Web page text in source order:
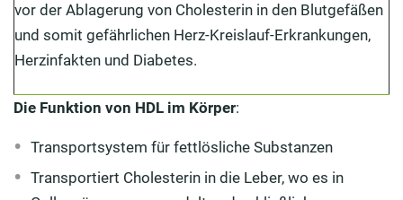
vor der Ablagerung von Cholesterin in den Blutgefäßen
und somit gefährlichen Herz-Kreislauf-Erkrankungen,
Herzinfakten und Diabetes.
Die Funktion von HDL im Körper:
Transportsystem für fettlösliche Substanzen
Transportiert Cholesterin in die Leber, wo es in